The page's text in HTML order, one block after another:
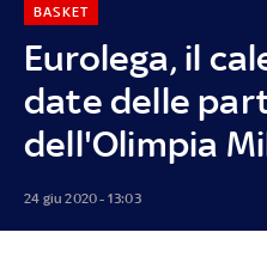
Eurolega, il
date delle
dell'Olimpia
BASKET
24 giu 2020 - 13:03